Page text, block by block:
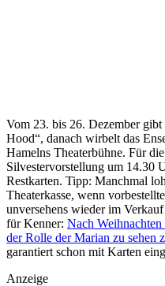
Vom 23. bis 26. Dezember
Hood“, danach wirbelt das
Hamelns Theaterbühne. Für
Silvestervorstellung um 14.30
Restkarten. Tipp: Manchmal
Theaterkasse, wenn
unversehens wieder im
für Kenner: Nach
der Rolle der Marian zu sehen
garantiert schon mit Karten
Anzeige